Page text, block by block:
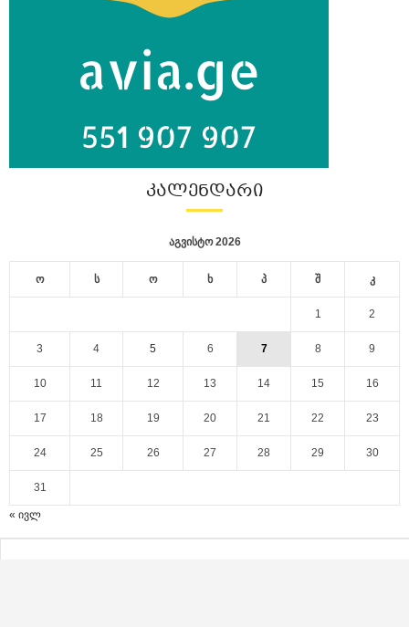
ᲙᲐᲚᲔᲜᲓᲐᲠᲘ
აგვისტო 2026
ო ს ო ხ პ შ კ
1 2
3 4 5 6 7 8 9
10 11 12 13 14 15 16
17 18 19 20 21 22 23
24 25 26 27 28 29 30
31
« ივლ